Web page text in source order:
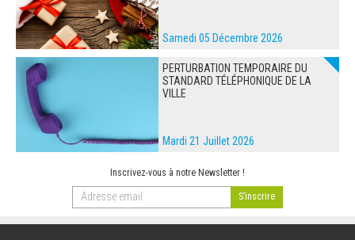
Samedi 05 Décembre 2026
PERTURBATION TEMPORAIRE DU
STANDARD TÉLÉPHONIQUE DE LA
VILLE
Mardi 21 Juillet 2026
Inscrivez-vous à notre Newsletter !